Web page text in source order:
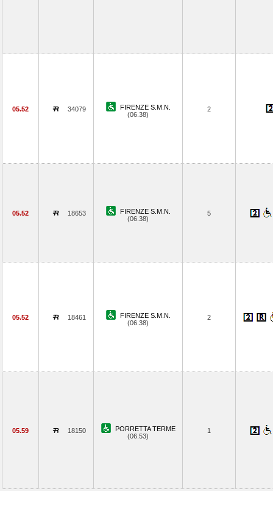
05.52 34079
FIRENZE S.M.N.
(06.38)
2
05.52 18653
FIRENZE S.M.N.
(06.38)
5
05.52 18461
FIRENZE S.M.N.
(06.38)
2
05.59 18150
PORRETTA TERME
(06.53)
1